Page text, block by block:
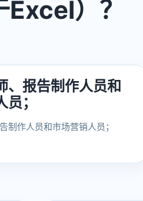
）？
、报告制作人员和
；
制作人员和市场营销人员；